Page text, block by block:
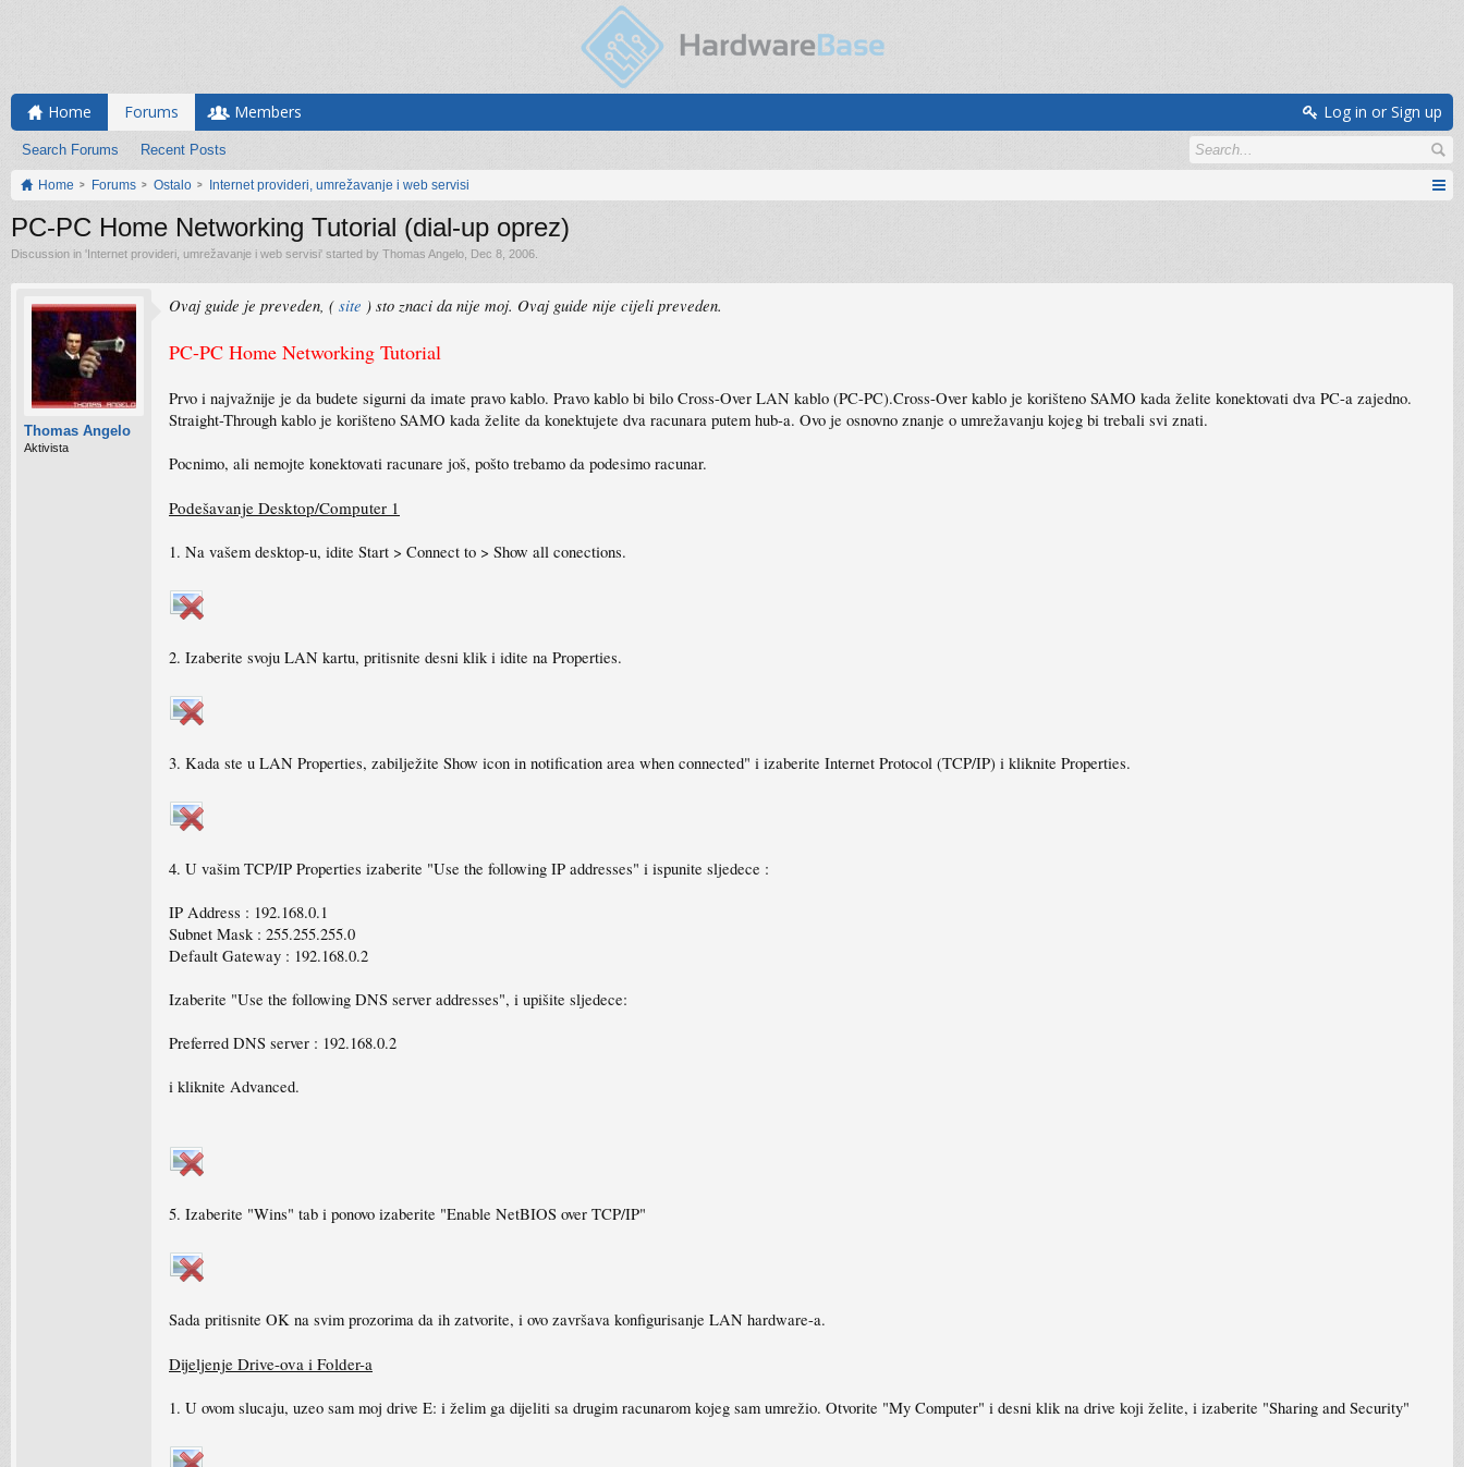
Home Forums
Search Forums Recent Posts
Members Log in or Sign up
Home Forums Ostalo Internet provideri, umrežavanje i web servisi
PC-PC Home Networking Tutorial (dial-up oprez)
Discussion in 'Internet provideri, umrežavanje i web servisi' started by Thomas Angelo Dec 8, 2006
Thomas Angelo
Aktivista
Ovaj guide je preveden, ( site ) sto znaci da nije moj. Ovaj guide nije cijeli preveden.
PC-PC Home Networking Tutorial
Prvo i najvažnije je da budete sigurni da imate pravo kablo. Pravo kablo bi bilo Cross-Over LAN kablo (PC-PC).Cross-Over kablo je korišteno SAMO kada želite konektovati dva PC-a zajedno.
Straight-Through kablo je korišteno SAMO kada želite da konektujete dva racunara putem hub-a. Ovo je osnovno znanje o umrežavanju kojeg bi trebali svi znati.
Pocnimo, ali nemojte konektovati racunare još, pošto trebamo da podesimo racunar.
Podešavanje Desktop/Computer 1
1. Na vašem desktop-u, idite Start > Connect to > Show all conections.
2. Izaberite svoju LAN kartu, pritisnite desni klik i idite na Properties.
3. Kada ste u LAN Properties, zabilježite Show icon in notification area when connected" i izaberite Internet Protocol (TCP/IP) i kliknite Properties.
4. U vašim TCP/IP Properties izaberite "Use the following IP addresses" i ispunite sljedece :
IP Address : 192.168.0.1
Subnet Mask : 255.255.255.0
Default Gateway : 192.168.0.2
Izaberite "Use the following DNS server addresses", i upišite sljedece:
Preferred DNS server : 192.168.0.2
i kliknite Advanced.
5. Izaberite "Wins" tab i ponovo izaberite "Enable NetBIOS over TCP/IP"
Sada pritisnite OK na svim prozorima da ih zatvorite, i ovo završava konfigurisanje LAN hardware-a.
Dijeljenje Drive-ova i Folder-a
1. U ovom slucaju, uzeo sam moj drive E: i želim ga dijeliti sa drugim racunarom kojeg sam umrežio. Otvorite "My Computer" i desni klik na drive koji želite, i izaberite "Sharing and Security"